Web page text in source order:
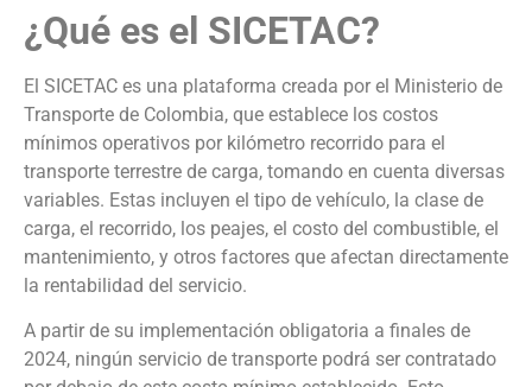
¿Qué es el SICETAC?
El SICETAC es una plataforma creada por el Ministerio de
Transporte de Colombia, que establece los costos
mínimos operativos por kilómetro recorrido para el
transporte terrestre de carga, tomando en cuenta diversas
variables. Estas incluyen el tipo de vehículo, la clase de
carga, el recorrido, los peajes, el costo del combustible, el
mantenimiento, y otros factores que afectan directamente
la rentabilidad del servicio.
A partir de su implementación obligatoria a finales de
2024, ningún servicio de transporte podrá ser contratado